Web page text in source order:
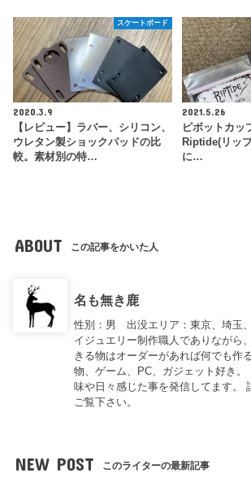
スケートボード
2020.3.9
【レビュー】ラバー、シリコン、
ウレタン製ショックパッドの比
較。素材別の特…
2021.5.26
ピボットカッ
Riptide(リッ
に…
ABOUT この記事をかいた人
名も無き鹿
性別：男 出没エリア：東京、埼玉
イジュエリー制作職人でありながら
きる物はオーダーがあれば何でも作
物、ゲーム、PC、ガジェット好き。
味や日々感じた事を発信してます。
ご覧下さい。
NEW POST このライターの最新記事